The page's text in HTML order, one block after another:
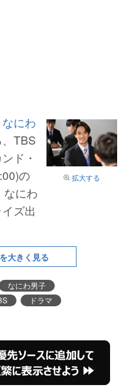
拡大する
なにわ
TBS
ド・
の
なにわ
ズ出
大きく見る
なにわ男子
ドラマ